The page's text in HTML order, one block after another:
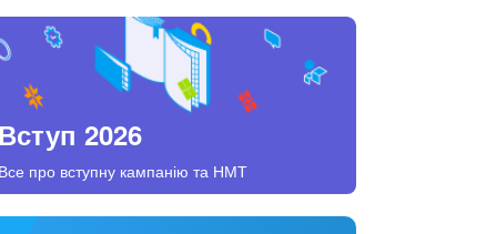
Вступ 2026
Все про вступну кампанію та НМТ